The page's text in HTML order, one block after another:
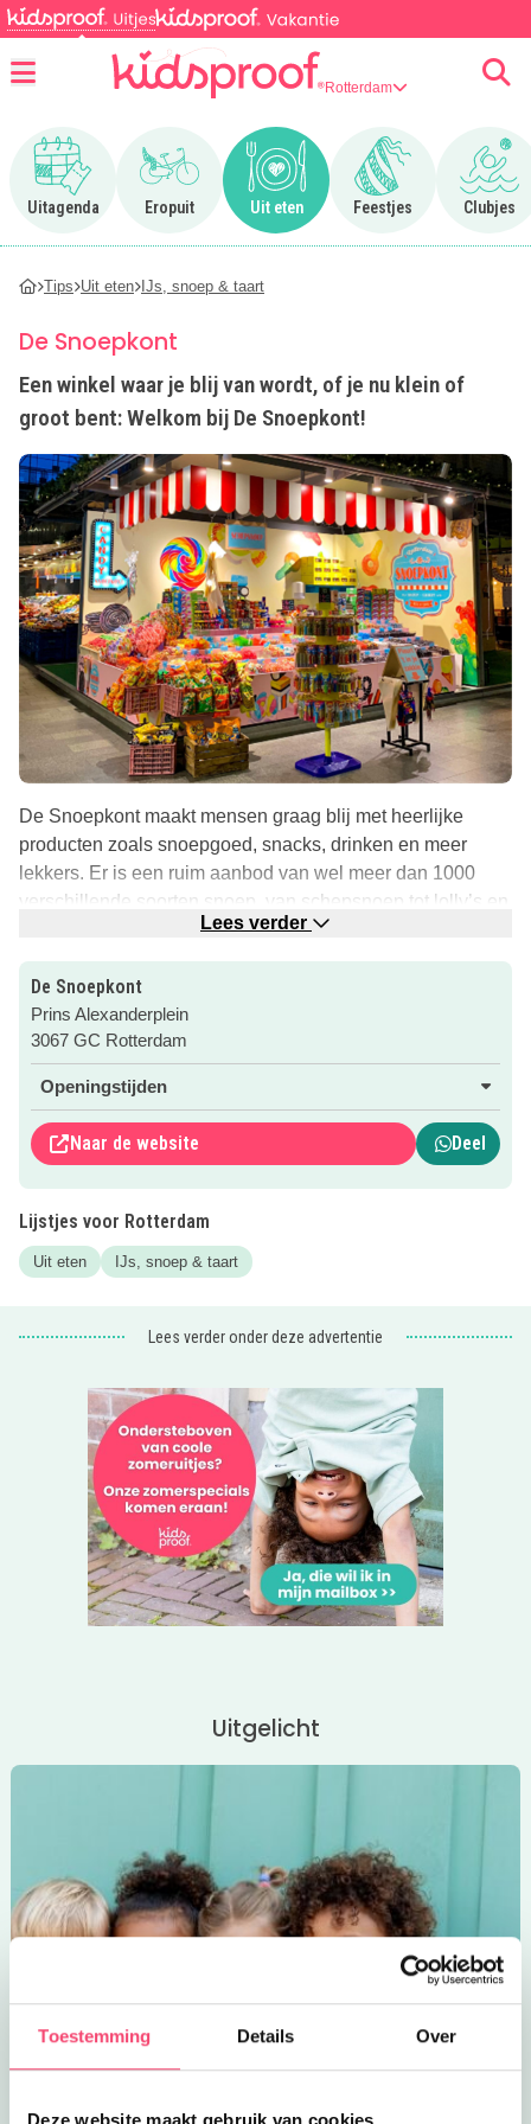
Toestemming Details Over
Deze website maakt gebruik van cookies
Rotterdam
Uitagenda
Ga naar Uitagenda
Eropuit
Ga naar Eropuit
Uit eten
Ga naar Uit eten
Feestjes
Ga naar Feestjes
Clubjes
Ga
Tips Uit eten IJs, snoep & taart
De Snoepkont
Een winkel waar je blij van wordt, of je nu klein of
groot bent: Welkom bij De Snoepkont!
De Snoepkont maakt mensen graag blij met heerlijke
producten zoals snoepgoed, snacks, drinken en meer
lekkers. Er is een ruim aanbod van wel meer dan 1000
verschillende soorten snoep, van schepsnoep tot lolly’s en
van Pez tot candy cables. Benieuwd wat ze nog meer
verkopen? Neem een kijkje in de webshop of kom langs in
de winkel in de Markthal!
Voor meer info klik je op de roze button.
Binnenkort jarig? Vier je verjaardag met een
kinderfeestje!
Lees verder
De Snoepkont
Prins Alexanderplein
3067 GC Rotterdam
Openingstijden
Naar de website Deel
Lijstjes voor Rotterdam
Uit eten IJs, snoep & taart
Lees verder onder deze advertentie
Uitgelicht